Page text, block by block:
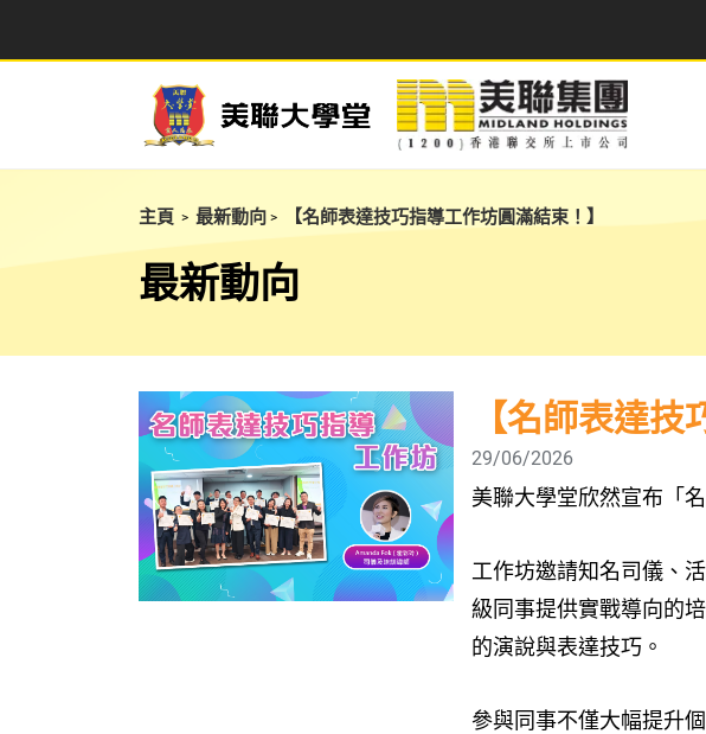
主頁 > 最新動向 > 【名師表達技巧指導工作坊圓滿結束！】
最新動向
【名師表達技
29/06/2026
美聯大學堂欣然宣布「
工作坊邀請知名司儀、
級同事提供實戰導向的
的演說與表達技巧。
參與同事不僅大幅提升